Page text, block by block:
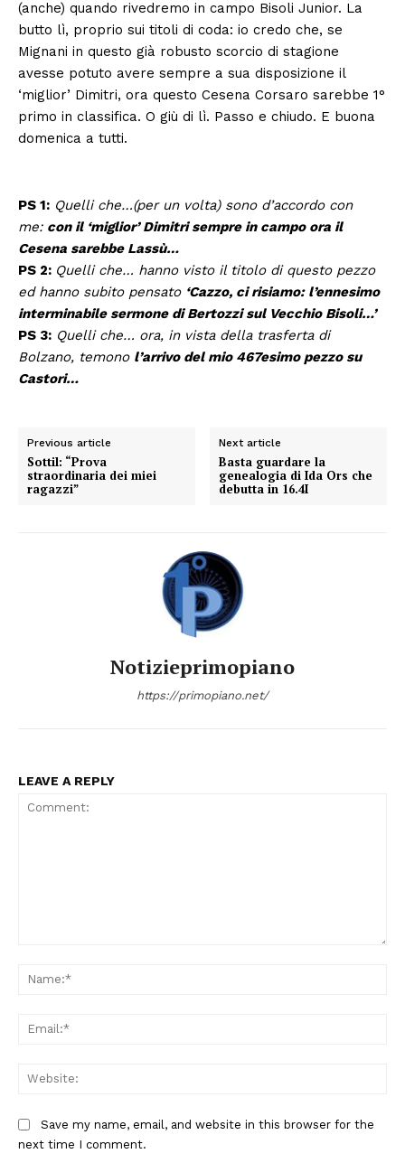
(anche) quando rivedremo in campo Bisoli Junior. La
butto lì, proprio sui titoli di coda: io credo che, se
Mignani in questo già robusto scorcio di stagione
avesse potuto avere sempre a sua disposizione il
‘miglior’ Dimitri, ora questo Cesena Corsaro sarebbe 1°
primo in classifica. O giù di lì. Passo e chiudo. E buona
domenica a tutti.
PS 1: Quelli che…(per un volta) sono d’accordo con
me: con il ‘miglior’ Dimitri sempre in campo ora il
Cesena sarebbe Lassù…
PS 2: Quelli che… hanno visto il titolo di questo pezzo
ed hanno subito pensato ‘Cazzo, ci risiamo: l’ennesimo
interminabile sermone di Bertozzi sul Vecchio Bisoli…’
PS 3: Quelli che… ora, in vista della trasferta di
Bolzano, temono l’arrivo del mio 467esimo pezzo su
Castori…
Previous article
Sottil: “Prova
straordinaria dei miei
ragazzi”
Next article
Basta guardare la
genealogia di Ida Ors che
debutta in 16.4I
Notizieprimopiano
https://primopiano.net/
LEAVE A REPLY
Save my name, email, and website in this browser for the
next time I comment.